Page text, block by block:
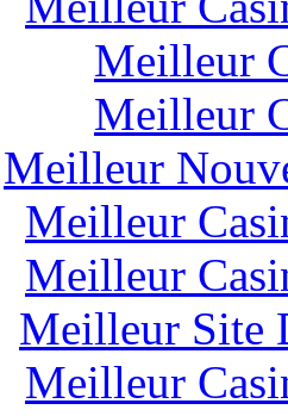
Meilleur
Meilleur
Meilleur
Meilleur
Meilleur
Meilleur Site
Meilleur